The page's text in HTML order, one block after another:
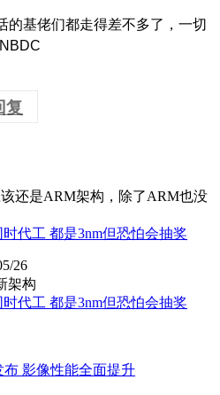
的基佬们都走得差不多了，一切
复
还是ARM架构，除了ARM也没
代工 都是3nm但恐怕会抽奖
26
架构
代工 都是3nm但恐怕会抽奖
布 影像性能全面提升